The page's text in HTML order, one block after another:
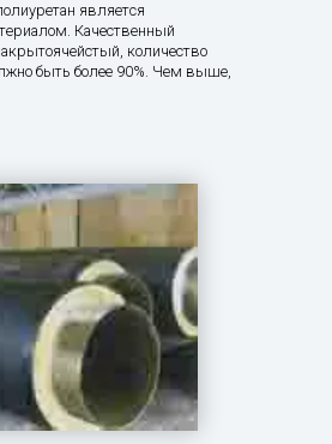
является
Качественный
количество
быть более 90%. Чем выше,